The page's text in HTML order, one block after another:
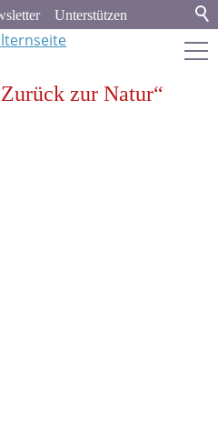
Unterstützen
zur Natur“